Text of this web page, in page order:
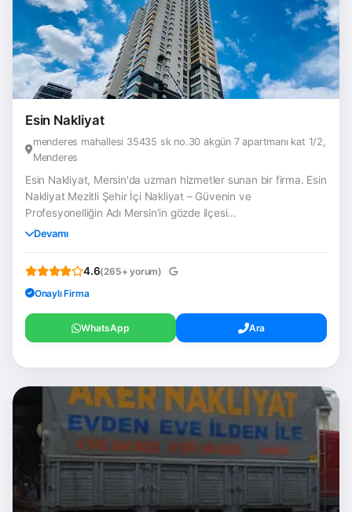
Esin Nakliyat
menderes mahallesi 35435 sk no.30 akgün 7 apartmanı kat 1/2,
Menderes
Esin Nakliyat, Mersin'da uzman hizmetler sunan bir firma. Esin
Nakliyat Mezitli Şehir İçi Nakliyat – Güvenin ve
Profesyonelliğin Adı Mersin’in gözde ilçesi...
Devamı
4.6(265+ yorum)
Onaylı Firma
WhatsApp Ara